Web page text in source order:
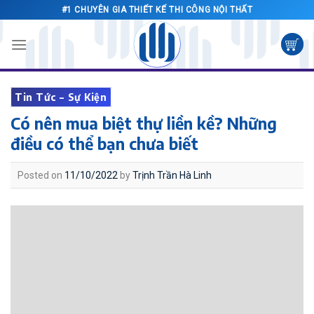
content
#1 CHUYÊN GIA THIẾT KẾ THI CÔNG NỘI THẤT
Tin Tức – Sự Kiện
Có nên mua biệt thự liền kề? Những
điều có thể bạn chưa biết
Posted on 11/10/2022 byTrịnh Trần Hà Linh